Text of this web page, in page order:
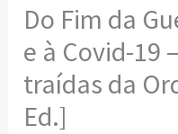
Do Fim da
e à Covid-19
traídas da
Ed.]